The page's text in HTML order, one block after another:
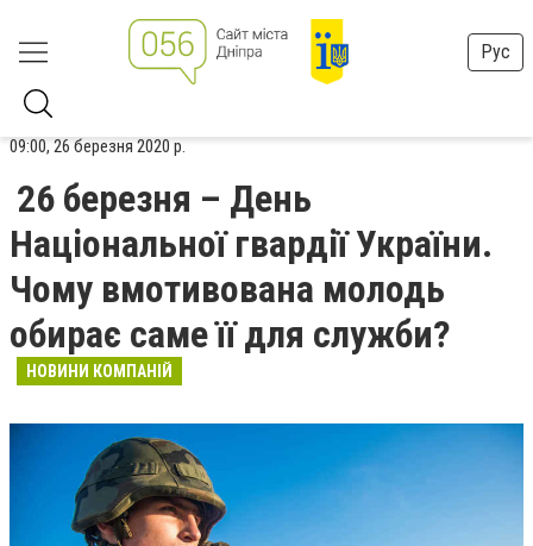
Рус
09:00, 26 березня 2020 р.
26 березня – День
Національної гвардії України.
Чому вмотивована молодь
обирає саме її для служби?
НОВИНИ КОМПАНІЙ